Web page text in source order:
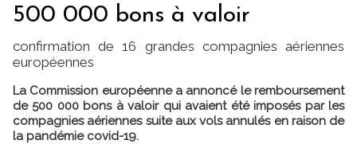
500 000 bons à valoir
confirmation de 16 grandes compagnies aériennes
européennes
La Commission européenne a annoncé le remboursement
de 500 000 bons à valoir qui avaient été imposés par les
compagnies aériennes suite aux vols annulés en raison de
la pandémie covid-19.